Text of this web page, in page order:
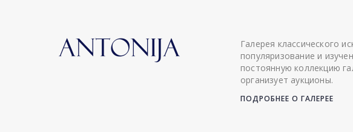
Галерея классического
популяризование и
постоянную коллекцию
организует аукционы.
ПОДРОБНЕЕ О ГАЛЕРЕЕ